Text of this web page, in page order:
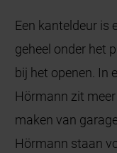
Een kanteldeur is
geheel onder het
bij het openen. In
Hörmann zit
maken van
Hörmann staan